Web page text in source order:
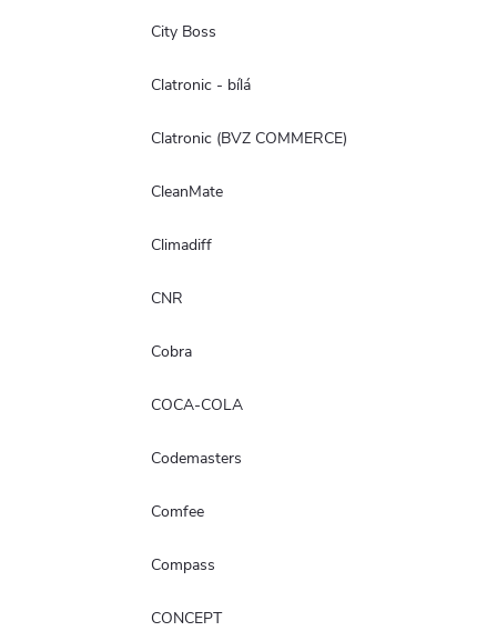
City Boss
Clatronic - bílá
Clatronic (BVZ COMMERCE)
CleanMate
Climadiff
CNR
Cobra
COCA-COLA
Codemasters
Comfee
Compass
CONCEPT